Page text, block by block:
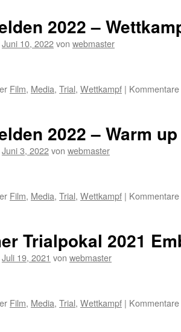
2022 –
Juni 10, 2022von webmaster
Film, Media, Trial, Wettkampf |
2022 – Warm up
Juni 3, 2022von webmaster
Film, Media, Trial, Wettkampf |
Trialpokal 2021
Juli 19, 2021 von webmaster
Film, Media, Trial, Wettkampf |